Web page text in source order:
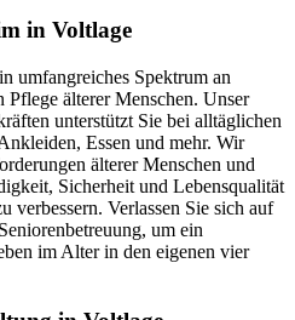
in Voltlage
umfangreiches Spektrum an
älterer Menschen. Unser
unterstützt Sie bei alltäglichen
Essen und mehr. Wir
älterer Menschen und
Sicherheit und Lebensqualität
verbessern. Verlassen Sie sich auf
um ein
im Alter in den eigenen vier